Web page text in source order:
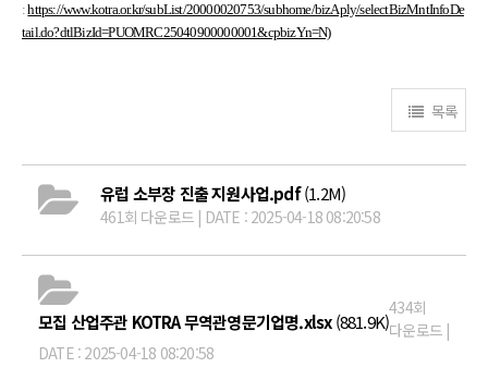
:https://www.kotra.or.kr/subList/20000020753/subhome/bizAply/selectBizMntInfoDe
tail.do?dtlBizId=PUOMRC25040900000001&cpbizYn=N)
목록
유럽 소부장 진출 지원사업.pdf(1.2M)
461회 다운로드 | DATE : 2025-04-18 08:20:58
모집 산업주관 KOTRA 무역관영문기업명.xlsx(881.9K)
434회
다운로드 |
DATE : 2025-04-18 08:20:58